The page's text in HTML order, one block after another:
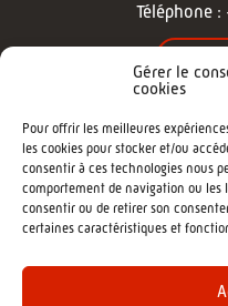
Gérer le
cookies
Pour offrir les meilleures
les cookies pour stocker et/ou
consentir à ces technologies nous
comportement de navigation ou les
consentir ou de retirer son
certaines caractéristiques et
Téléphone :
Agence de